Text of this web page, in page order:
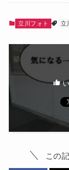
立川フォト 立
い
この